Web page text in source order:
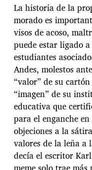
La historia de la
morado es
visos de acoso,
puede estar ligado
estudiantes
Andes, molestos
“valor” de su
“imagen” de su
educativa que
para el enganche
objeciones a la
valores de la leña
decía el escritor